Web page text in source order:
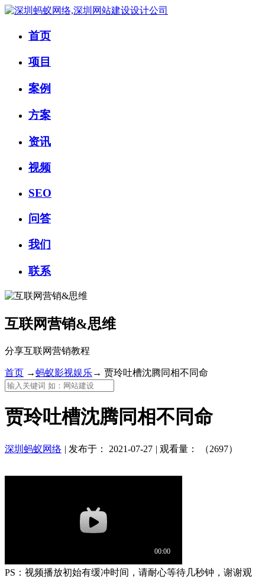
首页
项目
案例
方案
资讯
视频
SEO
问答
我们
联系
互联网营销&思维
分享互联网营销教程
首页 →蚂蚁影视娱乐→ 贾玲吐槽沈腾同相不同命
贾玲吐槽沈腾同相不同命
深圳蚂蚁网络 | 发布于： 2021-07-27 | 观看量： （2697）
PS：视频播放初始有缓冲时间，请耐心等待几秒钟，谢谢观